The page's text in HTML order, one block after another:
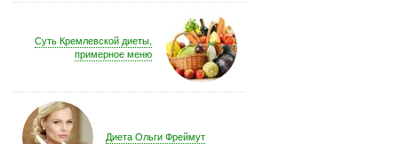
Суть Кремлевской диеты,
примерное меню
Диета Ольги Фреймут